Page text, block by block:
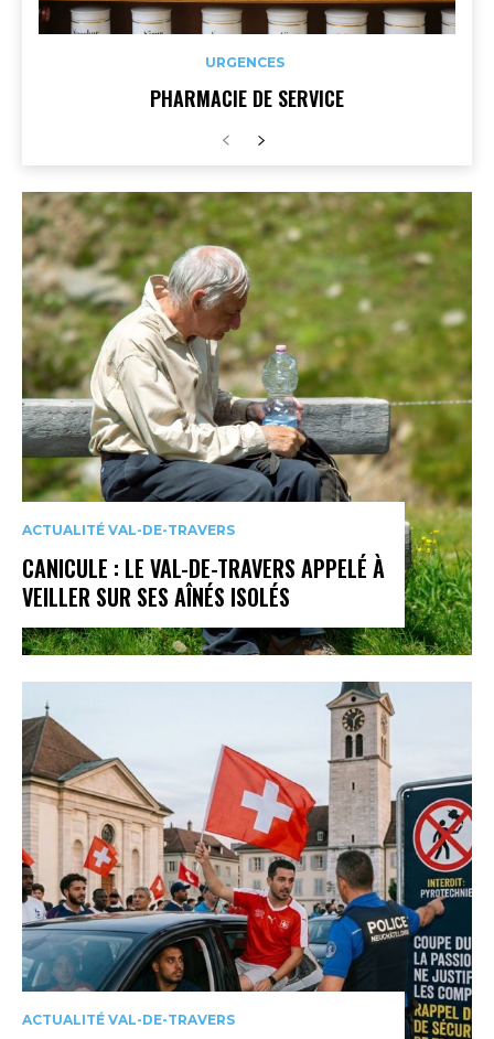
URGENCES
PHARMACIE DE SERVICE
ACTUALITÉ VAL-DE-TRAVERS
CANICULE : LE VAL-DE-TRAVERS APPELÉ À
VEILLER SUR SES AÎNÉS ISOLÉS
ACTUALITÉ VAL-DE-TRAVERS